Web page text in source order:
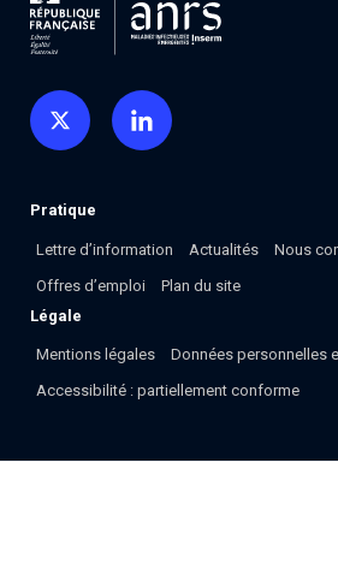
Pratique
Lettre d’information Actualités
Nous
Offres d’emploi
Plan du site
Légale
Mentions légales
Données personnelles
Accessibilité : partiellement conforme